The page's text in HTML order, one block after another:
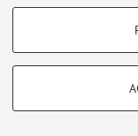
COOKIE TECNICI -
Si tratta di cookie